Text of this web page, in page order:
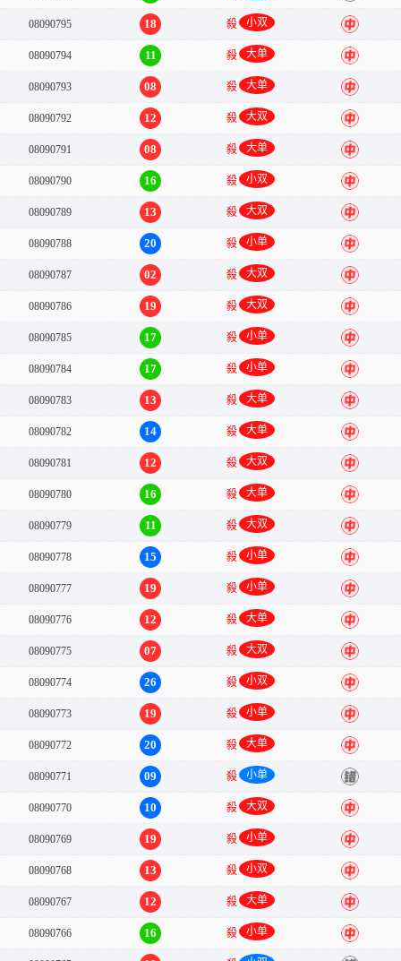
08090795 18 殺 小双 中
08090794 11 殺 大单 中
08090793 08 殺 大单 中
08090792 12 殺 大双 中
08090791 08 殺 大单 中
08090790 16 殺 小双 中
08090789 13 殺 大双 中
08090788 20 殺 小单 中
08090787 02 殺 大双 中
08090786 19 殺 大双 中
08090785 17 殺 小单 中
08090784 17 殺 小单 中
08090783 13 殺 大单 中
08090782 14 殺 大单 中
08090781 12 殺 大双 中
08090780 16 殺 大单 中
08090779 11 殺 大双 中
08090778 15 殺 小单 中
08090777 19 殺 小单 中
08090776 12 殺 大单 中
08090775 07 殺 大双 中
08090774 26 殺 小双 中
08090773 19 殺 小单 中
08090772 20 殺 大单 中
08090771 09 殺 小单 错
08090770 10 殺 大双 中
08090769 19 殺 小单 中
08090768 13 殺 小双 中
08090767 12 殺 大单 中
08090766 16 殺 小单 中